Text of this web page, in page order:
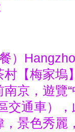
）
【梅家塢
京，遊覽
交通車）
景色秀麗